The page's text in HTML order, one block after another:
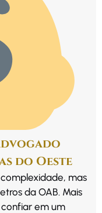
do Oeste
mas
da OAB. Mais
em um